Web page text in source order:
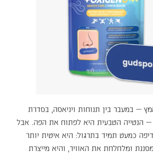
— במעבר בין תנוחות ויניאסה, בסדרת
— הנטייה הטבעית היא לפתוח את הפה. אבל
כמעט תמיד בתרגול: היא איטית יותר
ומלחלחת את האוויר, והיא מייצרת